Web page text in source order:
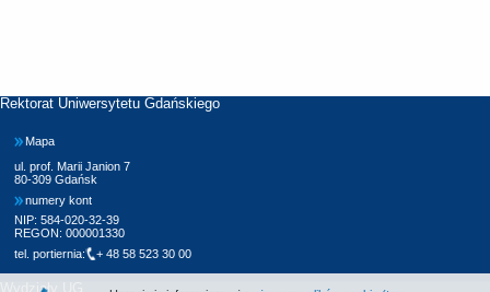
Rektorat Uniwersytetu Gdańskiego
Mapa
ul. prof. Marii Janion 7
80-309 Gdańsk
numery kont
NIP: 584-020-32-39
REGON: 000001330
tel. portiernia:
+ 48 58 523 30 00
Wydziały UG